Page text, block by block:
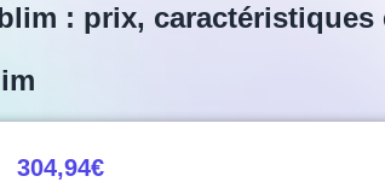
: prix,
304,94€